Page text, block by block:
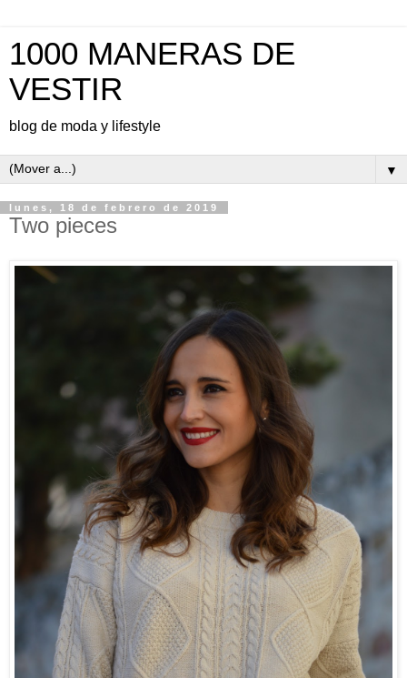
1000 MANERAS DE
VESTIR
blog de moda y lifestyle
▼
lunes, 18 de febrero de 2019
Two pieces